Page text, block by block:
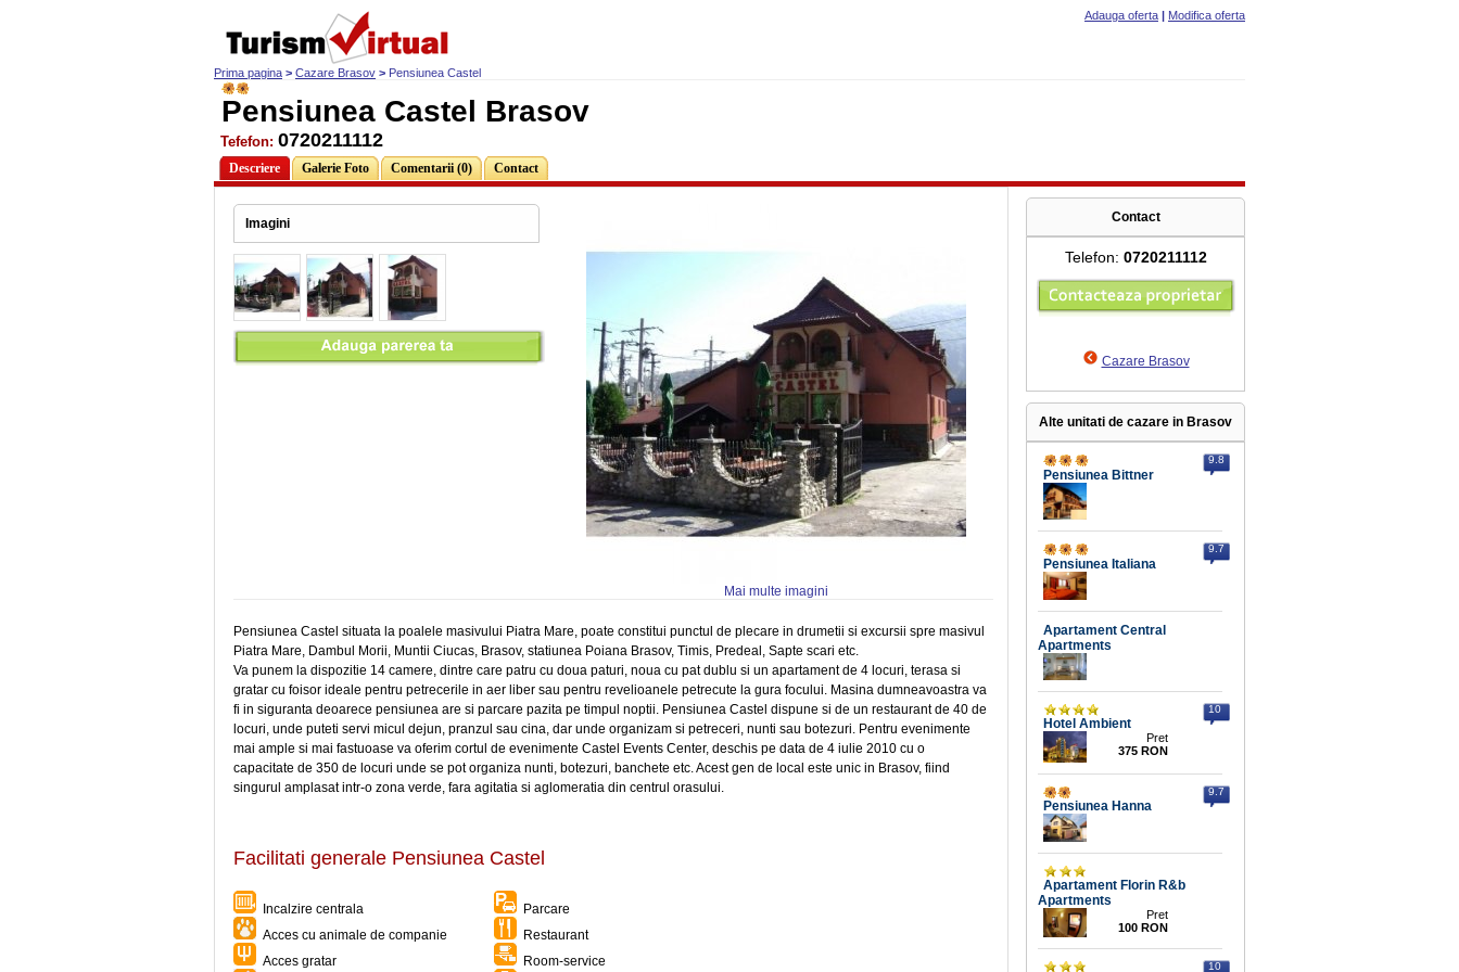
Prima pagina > Cazare Brasov > Pensiunea Castel
Adauga oferta | Modifica oferta
Pensiunea Castel Brasov
Tefefon: 0720211112
Descriere Galerie Foto Comentarii (0) Contact
Imagini
Mai multe imagini
Pensiunea Castel situata la poalele masivului Piatra Mare, poate constitui punctul de plecare in drumetii si excursii spre masivul
Piatra Mare, Dambul Morii, Muntii Ciucas, Brasov, statiunea Poiana Brasov, Timis, Predeal, Sapte scari etc.
Va punem la dispozitie 14 camere, dintre care patru cu doua paturi, noua cu pat dublu si un apartament de 4 locuri, terasa si
gratar cu foisor ideale pentru petrecerile in aer liber sau pentru revelioanele petrecute la gura focului. Masina dumneavoastra va
fi in siguranta deoarece pensiunea are si parcare pazita pe timpul noptii. Pensiunea Castel dispune si de un restaurant de 40 de
locuri, unde puteti servi micul dejun, pranzul sau cina, dar unde organizam si petreceri, nunti sau botezuri. Pentru evenimente
mai ample si mai fastuoase va oferim cortul de evenimente Castel Events Center, deschis pe data de 4 iulie 2010 cu o
capacitate de 350 de locuri unde se pot organiza nunti, botezuri, banchete etc. Acest gen de local este unic in Brasov, fiind
singurul amplasat intr-o zona verde, fara agitatia si aglomeratia din centrul orasului.
Facilitati generale Pensiunea Castel
Incalzire centrala
Parcare
Acces cu animale de companie
Restaurant
Acces gratar
Room-service
Contact
Telefon: 0720211112
Cazare Brasov
Alte unitati de cazare in Brasov
Pensiunea Bittner
9.8
Pensiunea Italiana
9.7
Apartament Central
Apartments
Hotel Ambient
10
Pret
375 RON
Pensiunea Hanna
9.7
Apartament Florin R&b
Apartments
Pret
100 RON
10